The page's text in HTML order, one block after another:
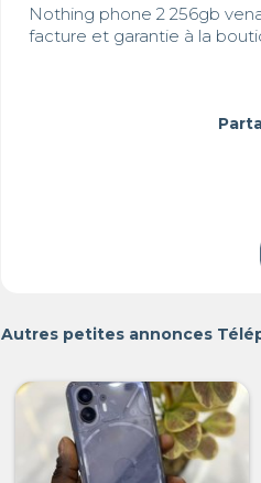
Nothing phone 2 256gb
facture et garantie à la
Autres petites annonces